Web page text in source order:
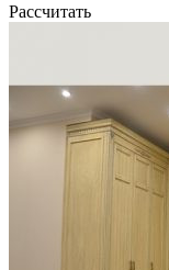
Рассчитать